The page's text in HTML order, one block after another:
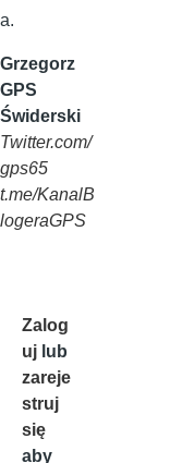
a.
Grzegorz
GPS
Świderski
Twitter.com/
gps65
t.me/KanalB
logeraGPS
Zalog
uj lub
zareje
struj
się
aby